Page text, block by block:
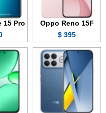
Oppo Reno 15F
395 $
15 Pro